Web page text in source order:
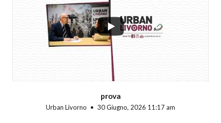
prova
Urban Livorno 30 Giugno, 2026 11:17 am